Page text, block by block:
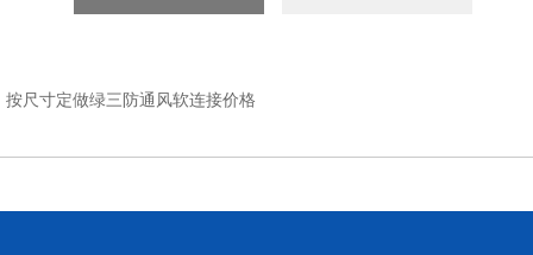
按尺寸定做绿三防通风软连接价格